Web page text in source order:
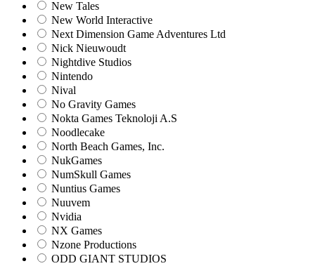
New Tales
New World Interactive
Next Dimension Game Adventures Ltd
Nick Nieuwoudt
Nightdive Studios
Nintendo
Nival
No Gravity Games
Nokta Games Teknoloji A.S
Noodlecake
North Beach Games, Inc.
NukGames
NumSkull Games
Nuntius Games
Nuuvem
Nvidia
NX Games
Nzone Productions
ODD GIANT STUDIOS